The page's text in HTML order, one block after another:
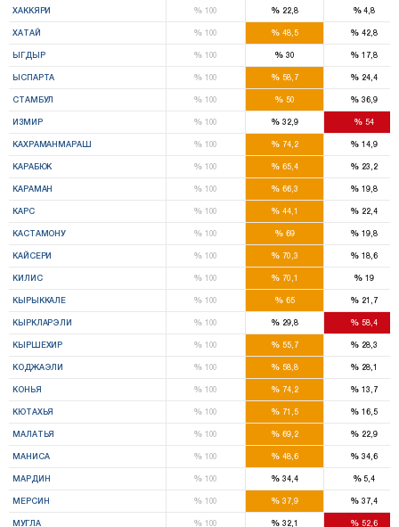
ХАККЯРИ %100 % 22,8 %4,8
ХАТАЙ %100 % 48,5 % 42,8
ЫГДЫР %100 % 30 % 17,8
ЫСПАРТА %100 % 58,7 % 24,4
СТАМБУЛ %100 % 50 % 36,9
ИЗМИР %100 % 32,9 %54
КАХРАМАНМАРАШ %100 % 74,2 % 14,9
КАРАБЮК %100 % 65,4 % 23,2
КАРАМАН %100 % 66,3 % 19,8
КАРС %100 % 44,1 % 22,4
КАСТАМОНУ %100 % 69 % 19,8
КАЙСЕРИ %100 % 70,3 % 18,6
КИЛИС %100 % 70,1 %19
КЫРЫККАЛЕ %100 % 65 % 21,7
КЫРКЛАРЭЛИ %100 % 29,8 % 58,4
КЫРШЕХИР %100 % 55,7 % 28,3
КОДЖАЭЛИ %100 % 58,8 % 28,1
КОНЬЯ %100 % 74,2 % 13,7
КЮТАХЬЯ %100 % 71,5 % 16,5
МАЛАТЬЯ %100 % 69,2 % 22,9
МАНИСА %100 % 48,6 % 34,6
МАРДИН %100 % 34,4 %5,4
МЕРСИН %100 % 37,9 % 37,4
МУГЛА %100 % 32,1 % 52,6